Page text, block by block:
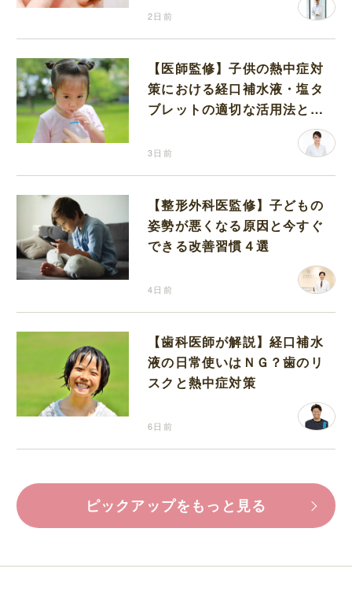
2日前
【医師監修】子供の熱中症対
策における経口補水液・塩タ
ブレットの適切な活用法と水
3日前
【整形外科医監修】子どもの
姿勢が悪くなる原因と今すぐ
できる改善習慣４選
4日前
【歯科医師が解説】経口補水
液の日常使いはＮＧ？歯のリ
スクと熱中症対策
6日前
ピックアップをもっと見る